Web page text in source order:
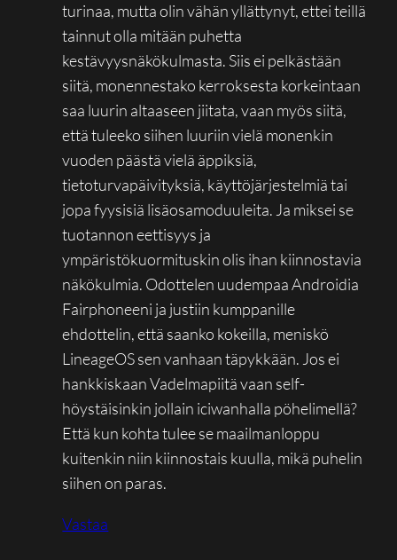
turinaa, mutta olin vähän yllättynyt, ettei teillä
tainnut olla mitään puhetta
kestävyysnäkökulmasta. Siis ei pelkästään
siitä, monennestako kerroksesta korkeintaan
saa luurin altaaseen jiitata, vaan myös siitä,
että tuleeko siihen luuriin vielä monenkin
vuoden päästä vielä äppiksiä,
tietoturvapäivityksiä, käyttöjärjestelmiä tai
jopa fyysisiä lisäosamoduuleita. Ja miksei se
tuotannon eettisyys ja
ympäristökuormituskin olis ihan kiinnostavia
näkökulmia. Odottelen uudempaa Androidia
Fairphoneeni ja justiin kumppanille
ehdottelin, että saanko kokeilla, meniskö
LineageOS sen vanhaan täpykkään. Jos ei
hankkiskaan Vadelmapiitä vaan self-
höystäisinkin jollain iciwanhalla pöhelimellä?
Että kun kohta tulee se maailmanloppu
kuitenkin niin kiinnostais kuulla, mikä puhelin
siihen on paras.
Vastaa